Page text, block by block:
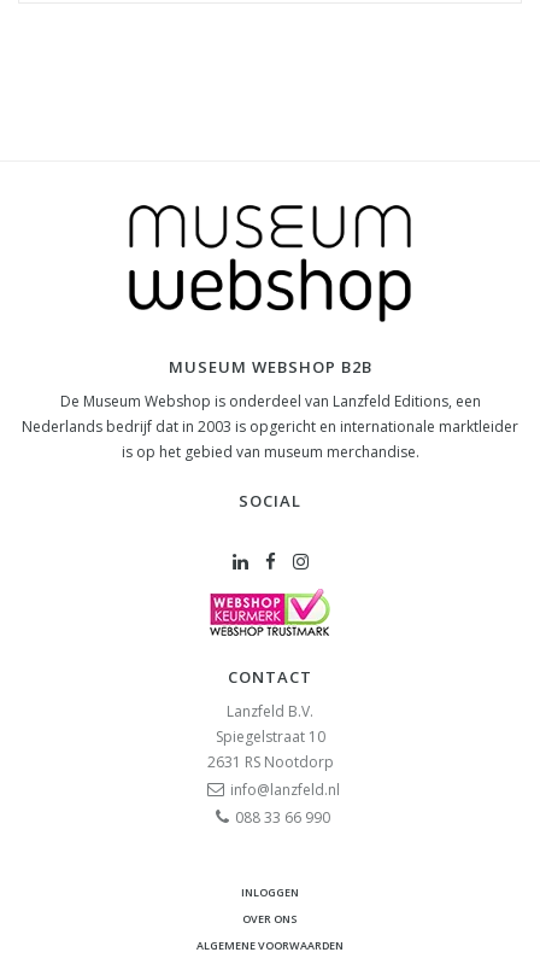
MUSEUM WEBSHOP B2B
De Museum Webshop is onderdeel van Lanzfeld Editions, een
Nederlands bedrijf dat in 2003 is opgericht en internationale marktleider
is op het gebied van museum merchandise.
SOCIAL
CONTACT
Lanzfeld B.V.
Spiegelstraat 10
2631 RS Nootdorp
info@lanzfeld.nl
088 33 66 990
INLOGGEN
OVER ONS
ALGEMENE VOORWAARDEN